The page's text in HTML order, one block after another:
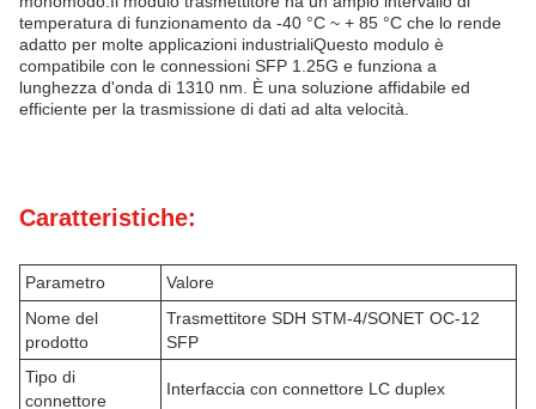
temperatura di funzionamento da -40 °C ~ + 85 °C che lo rende
adatto per molte applicazioni industrialiQuesto modulo è
compatibile con le connessioni SFP 1.25G e funziona a
lunghezza d'onda di 1310 nm. È una soluzione affidabile ed
efficiente per la trasmissione di dati ad alta velocità.
Caratteristiche:
Parametro
Valore
Nome del
prodotto
Trasmettitore SDH STM-4/SONET OC-12
SFP
Tipo di
connettore
Interfaccia con connettore LC duplex